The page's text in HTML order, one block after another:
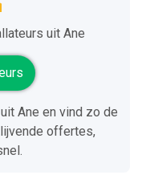
uit Ane
Ane en vind zo de
offertes,